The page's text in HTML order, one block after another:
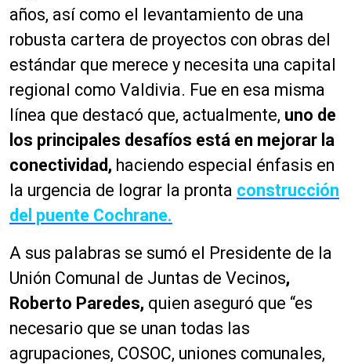
años, así como el levantamiento de una
robusta cartera de proyectos con obras del
estándar que merece y necesita una capital
regional como Valdivia. Fue en esa misma
línea que destacó que, actualmente, uno de
los principales desafíos está en mejorar la
conectividad, haciendo especial énfasis en
la urgencia de lograr la pronta construcción
del puente Cochrane.
A sus palabras se sumó el Presidente de la
Unión Comunal de Juntas de Vecinos,
Roberto Paredes, quien aseguró que “es
necesario que se unan todas las
agrupaciones, COSOC, uniones comunales,